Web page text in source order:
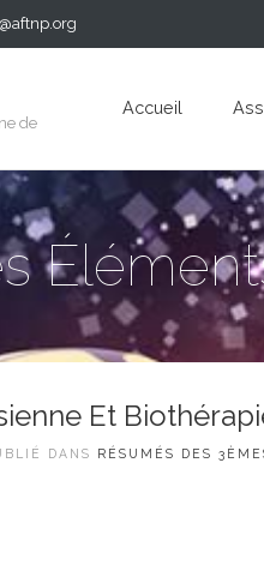
de
Accueil
Et
DANS RÉSUMÉS DES